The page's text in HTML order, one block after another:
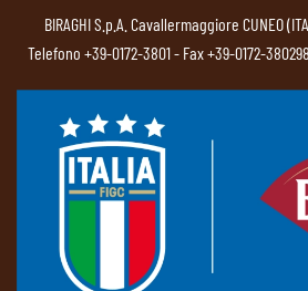
BIRAGHI S.p.A. Cavallermaggiore CUNEO
Telefono +39-0172-3801- Fax +39-0172-